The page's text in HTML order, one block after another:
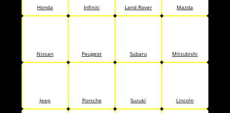
Honda Infiniti Land Rover Mazda
Nissan Peugeot Subaru Mitsubishi
Jeep Porsche Suzuki Lincoln